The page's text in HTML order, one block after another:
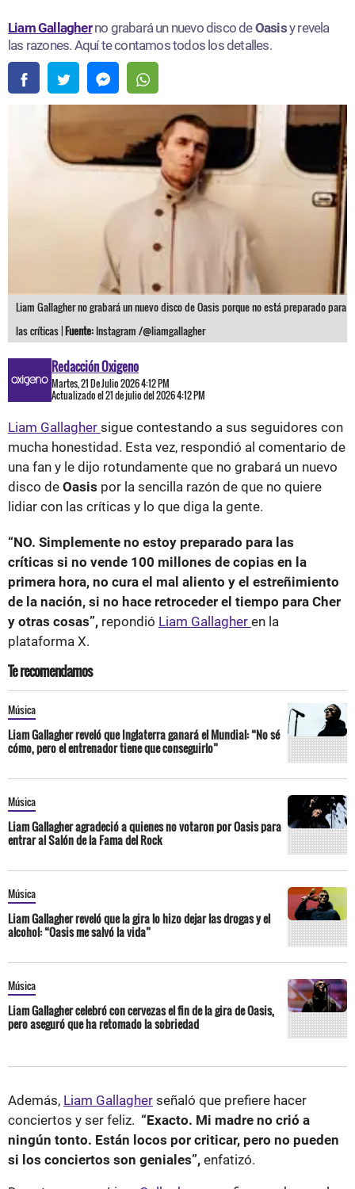
Liam Gallagherno grabará un nuevo disco deOasisy revela
las razones. Aquí te contamos todos los detalles.
Liam Gallagher no grabará un nuevo disco de Oasis porque no está preparado para
las críticas |Fuente: Instagram /@liamgallagher
Redacción Oxigeno
Martes, 21 De Julio 2026 4:12 PM
Actualizado el 21 de julio del 2026 4:12 PM
Liam Gallagher sigue contestando a sus seguidores con
mucha honestidad. Esta vez, respondió al comentario de
una fan y le dijo rotundamente que no grabará un nuevo
disco de Oasis por la sencilla razón de que no quiere
lidiar con las críticas y lo que diga la gente.
“NO. Simplemente no estoy preparado para las
críticas si no vende 100 millones de copias en la
primera hora, no cura el mal aliento y el estreñimiento
de la nación, si no hace retroceder el tiempo para Cher
y otras cosas”, repondió Liam Gallagher en la
plataforma X.
Te recomendamos
Música
Liam Gallagher reveló que Inglaterra ganará el Mundial: “No sé
cómo, pero el entrenador tiene que conseguirlo”
Música
Liam Gallagher agradeció a quienes no votaron por Oasis para
entrar al Salón de la Fama del Rock
Música
Liam Gallagher reveló que la gira lo hizo dejar las drogas y el
alcohol: “Oasis me salvó la vida”
Música
Liam Gallagher celebró con cervezas el fin de la gira de Oasis,
pero aseguró que ha retomado la sobriedad
Además, Liam Gallagher señaló que prefiere hacer
conciertos y ser feliz. “Exacto. Mi madre no crió a
ningún tonto. Están locos por criticar, pero no pueden
si los conciertos son geniales”, enfatizó.